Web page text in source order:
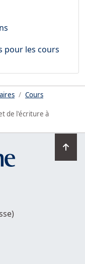
pour les cours
Cours
de l'écriture à
en